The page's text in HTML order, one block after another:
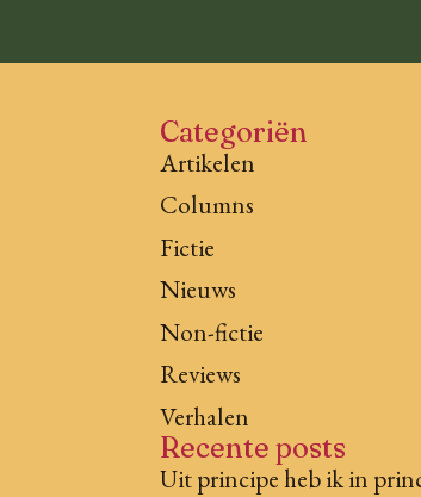
Categoriën
Artikelen
Columns
Fictie
Nieuws
Non-fictie
Reviews
Verhalen
Recente posts
Uit principe heb ik in